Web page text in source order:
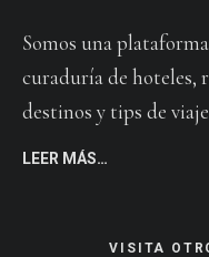
Somos una
curaduría de hoteles,
destinos y tips de
LEER MÁS…
VISITA